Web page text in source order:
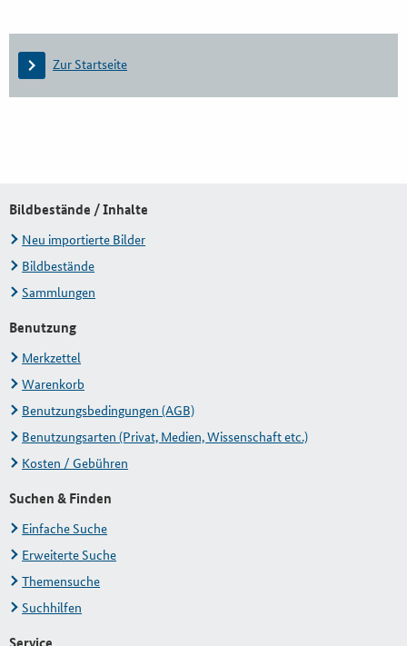
Zur Startseite
Bildbestände / Inhalte
Neu importierte Bilder
Bildbestände
Sammlungen
Benutzung
Merkzettel
Warenkorb
Benutzungsbedingungen (AGB)
Benutzungsarten (Privat, Medien, Wissenschaft etc.)
Kosten / Gebühren
Suchen & Finden
Einfache Suche
Erweiterte Suche
Themensuche
Suchhilfen